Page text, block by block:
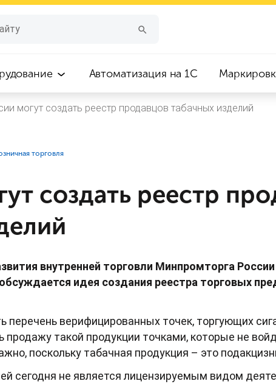
Автоматизация на 1С
могут создать реестр продавцов табачных изделий
торговля
создать реестр
внутренней торговли Минпромторга
идея создания реестра торговых
перечень верифицированных точек, торгующих
такой продукции точками, которые не
поскольку табачная продукция – это
сегодня не является лицензируемым видом